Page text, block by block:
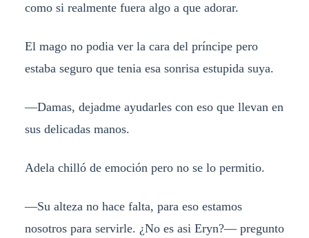
como si realmente fuera algo a que adorar.
El mago no podia ver la cara del príncipe pero
estaba seguro que tenia esa sonrisa estupida suya.
—Damas, dejadme ayudarles con eso que llevan en
sus delicadas manos.
Adela chilló de emoción pero no se lo permitio.
—Su alteza no hace falta, para eso estamos
nosotros para servirle. ¿No es asi Eryn?— pregunto